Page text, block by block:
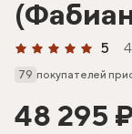
5
79 покупателей
48 295